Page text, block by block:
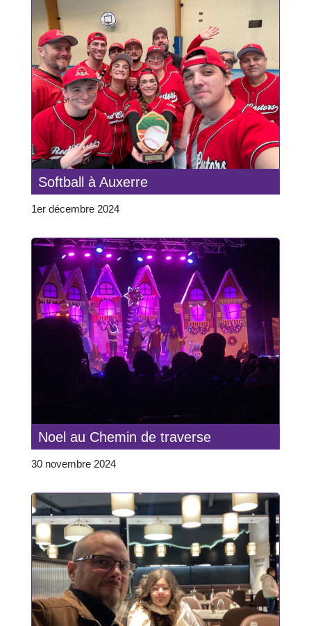
Softball à Auxerre
1er décembre 2024
Noel au Chemin de traverse
30 novembre 2024